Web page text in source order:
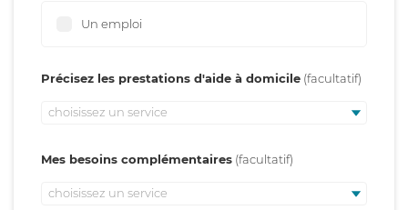
Un emploi
Précisez les prestations d'aide à domicile
choisissez un service
Mes besoins complémentaires
choisissez un service